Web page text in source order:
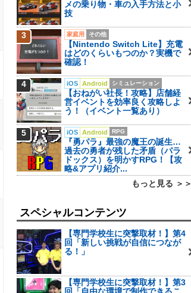
メの乗り物・車の入手方法と小
技
3 家庭用 その他
【Nintendo Switch Lite】充電
はどのくらいもつのか？実機で
確認！
4 iOS Android シミュレーション
【おねがい社長！攻略】店舗経
営イベントを効率良く攻略しよ
う！（イベント一覧あり）
5 iOS Android RPG
『勇パラ』最強の魔王の誕生…
過去の勇者が残した矛盾（パラ
ドックス）を明かすRPG！【攻
略&アプリ紹介...
もっと見る ＞＞
スペシャルコンテンツ
【専門学校生に突撃取材！】第4
回「新しい挑戦が自信につなが
る！」
【専門学校生に突撃取材！】第3